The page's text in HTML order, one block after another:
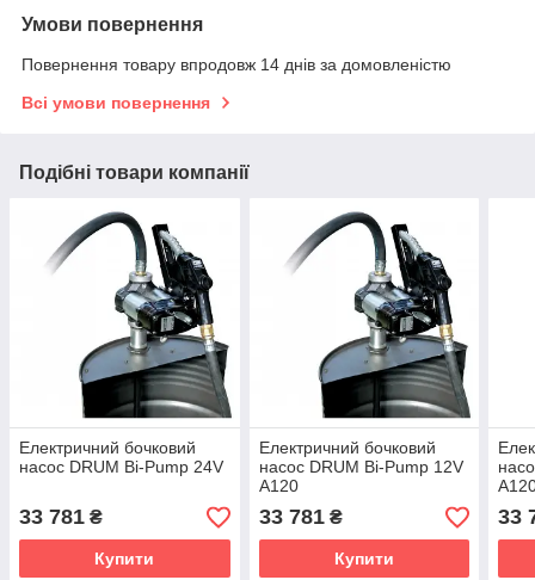
Умови повернення
Повернення товару впродовж 14 днів за домовленістю
Всі умови повернення
Подібні товари компанії
Електричний бочковий
насос DRUM Bi-Pump 24V
33 781 ₴
Купити
Електричний бочковий
насос DRUM Bi-Pump 12V
A120
33 781₴
Купити
33